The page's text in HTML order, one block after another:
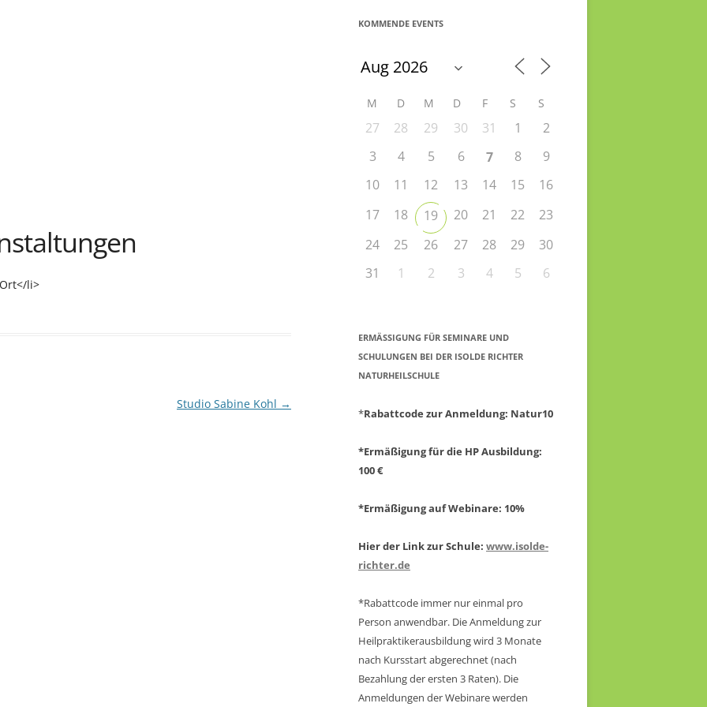
li>
Studio Sabine Kohl →
KOMMENDE EVENTS
M D M D F S S
27 28 29 30 31 1
2
3
4 5 6 7 8
9
10
11 12 13 14 15
16
17
18 19 20 21 22
23
24
25 26 27 28 29
30
31
1 2 3 4 5 6
ERMÄSSIGUNG FÜR SEMINARE UND S
CHULUNGEN BEI DER ISOLDE RICHTER N
ATURHEILSCHULE
*Rabattcode zur Anmeldung: Natur10
*Ermäßigung für die HP Ausbildung:
100 €
*Ermäßigung auf Webinare: 10%
Hier der Link zur Schule: www.isolde-
richter.de
*Rabattcode immer nur einmal pro
Person anwendbar. Die Anmeldung zur
Heilpraktikerausbildung wird 3 Monate
nach Kursstart abgerechnet(nach
Bezahlung der ersten 3 Raten). Die
Anmeldungen der Webinare werden